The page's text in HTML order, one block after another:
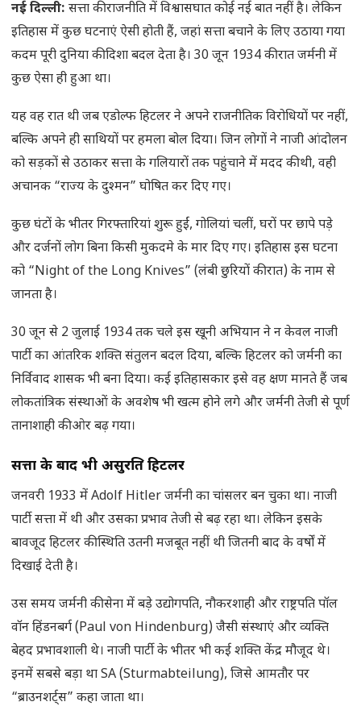
नई दिल्ली: सत्ता की राजनीति में विश्वासघात कोई नई बात नहीं है। लेकिन
इतिहास में कुछ घटनाएं ऐसी होती हैं, जहां सत्ता बचाने के लिए उठाया गया
कदम पूरी दुनिया की दिशा बदल देता है। 30 जून 1934 की रात जर्मनी में
कुछ ऐसा ही हुआ था।
यह वह रात थी जब एडोल्फ हिटलर ने अपने राजनीतिक विरोधियों पर नहीं,
बल्कि अपने ही साथियों पर हमला बोल दिया। जिन लोगों ने नाजी आंदोलन
को सड़कों से उठाकर सत्ता के गलियारों तक पहुंचाने में मदद की थी, वही
अचानक “राज्य के दुश्मन” घोषित कर दिए गए।
कुछ घंटों के भीतर गिरफ्तारियां शुरू हुईं, गोलियां चलीं, घरों पर छापे पड़े
और दर्जनों लोग बिना किसी मुकदमे के मार दिए गए। इतिहास इस घटना
को “Night of the Long Knives” (लंबी छुरियों की रात) के नाम से
जानता है।
30 जून से 2 जुलाई 1934 तक चले इस खूनी अभियान ने न केवल नाजी
पार्टी का आंतरिक शक्ति संतुलन बदल दिया, बल्कि हिटलर को जर्मनी का
निर्विवाद शासक भी बना दिया। कई इतिहासकार इसे वह क्षण मानते हैं जब
लोकतांत्रिक संस्थाओं के अवशेष भी खत्म होने लगे और जर्मनी तेजी से पूर्ण
तानाशाही की ओर बढ़ गया।
सत्ता के बाद भी असुरक्षित हिटलर
जनवरी 1933 में Adolf Hitler जर्मनी का चांसलर बन चुका था। नाजी
पार्टी सत्ता में थी और उसका प्रभाव तेजी से बढ़ रहा था। लेकिन इसके
बावजूद हिटलर की स्थिति उतनी मजबूत नहीं थी जितनी बाद के वर्षों में
दिखाई देती है।
उस समय जर्मनी की सेना में बड़े उद्योगपति, नौकरशाही और राष्ट्रपति पॉल
वॉन हिंडनबर्ग (Paul von Hindenburg) जैसी संस्थाएं और व्यक्ति
बेहद प्रभावशाली थे। नाजी पार्टी के भीतर भी कई शक्ति केंद्र मौजूद थे।
इनमें सबसे बड़ा था SA (Sturmabteilung), जिसे आमतौर पर
“ब्राउनशर्ट्स” कहा जाता था।